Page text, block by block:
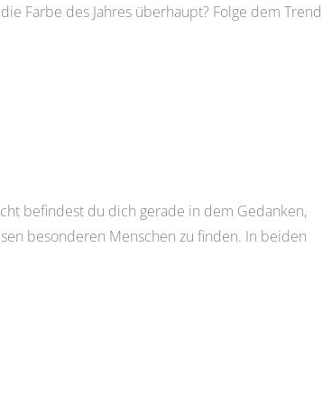
Farbe des Jahres überhaupt? Folge dem Trend
befindest du dich gerade in dem Gedanken,
besonderen Menschen zu finden. In beiden